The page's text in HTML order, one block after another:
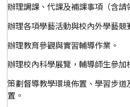
辦理調課、代課及補課事項（含請
辦理各項學藝活動與校內外學藝競
辦理教育參觀與實習輔導作業。
辦理校內科學展覽，輔導師生參加
策劃督導教學環境佈置、學習步
置。